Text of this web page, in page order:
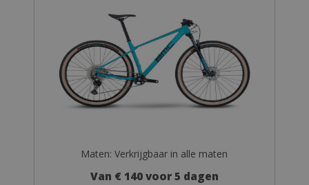
Maten: Verkrijgbaar in alle maten
Van € 140 voor 5 dagen